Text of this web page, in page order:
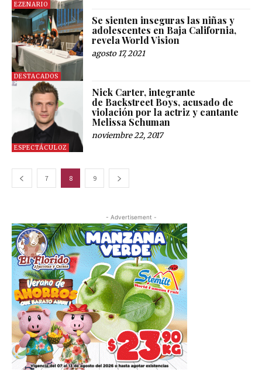
EZENARIO
DESTACADOS
Se sienten inseguras las niñas y
adolescentes en Baja California,
revela World Vision
agosto 17, 2021
ESPECTÁCULOZ
Nick Carter, integrante
de Backstreet Boys, acusado de
violación por la actriz y cantante
Melissa Schuman
noviembre 22, 2017
7 8 9
- Advertisement -